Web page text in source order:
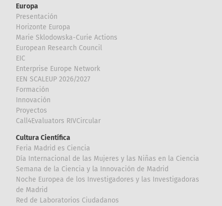
Europa
Presentación
Horizonte Europa
Marie Sklodowska-Curie Actions
European Research Council
EIC
Enterprise Europe Network
EEN SCALEUP 2026/2027
Formación
Innovación
Proyectos
Call4Evaluators RIVCircular
Cultura Científica
Feria Madrid es Ciencia
Día Internacional de las Mujeres y las Niñas en la Ciencia
Semana de la Ciencia y la Innovación de Madrid
Noche Europea de los Investigadores y las Investigadoras
de Madrid
Red de Laboratorios Ciudadanos